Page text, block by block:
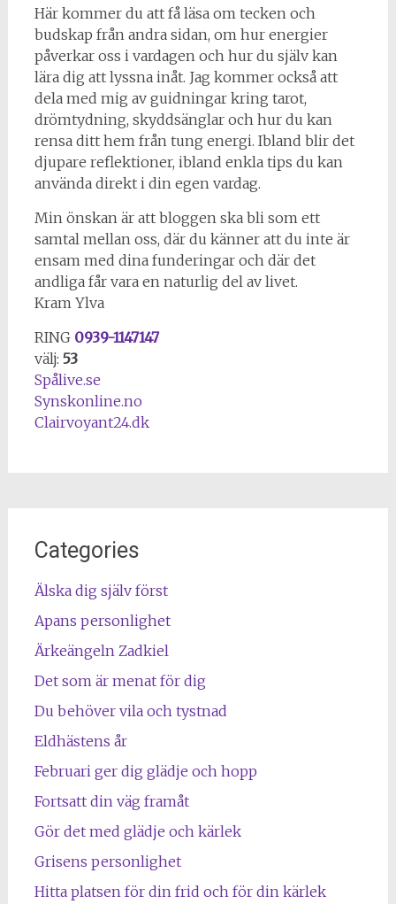
Här kommer du att få läsa om tecken och
budskap från andra sidan, om hur energier
påverkar oss i vardagen och hur du själv kan
lära dig att lyssna inåt. Jag kommer också att
dela med mig av guidningar kring tarot,
drömtydning, skyddsänglar och hur du kan
rensa ditt hem från tung energi. Ibland blir det
djupare reflektioner, ibland enkla tips du kan
använda direkt i din egen vardag.
Min önskan är att bloggen ska bli som ett
samtal mellan oss, där du känner att du inte är
ensam med dina funderingar och där det
andliga får vara en naturlig del av livet.
Kram Ylva
RING 0939-1147147
välj: 53
Spålive.se
Synskonline.no
Clairvoyant24.dk
Categories
Älska dig själv först
Apans personlighet
Ärkeängeln Zadkiel
Det som är menat för dig
Du behöver vila och tystnad
Eldhästens år
Februari ger dig glädje och hopp
Fortsatt din väg framåt
Gör det med glädje och kärlek
Grisens personlighet
Hitta platsen för din frid och för din kärlek